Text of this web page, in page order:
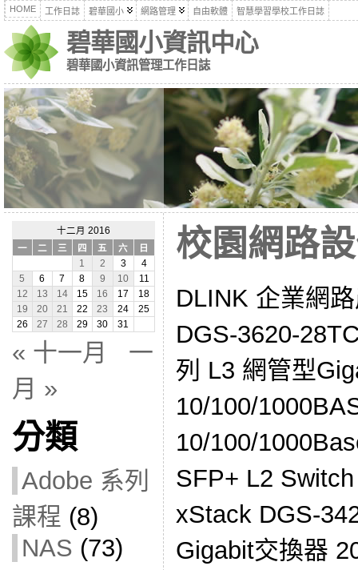
HOME 工作日誌 碧華國小 網路管理 自由軟體 智慧學習學校工作日誌
碧華國小資訊中心
碧華國小資訊管理工作日誌
十二月 2016
一
二 三 四 五 六
日
1
2 3
4
5
6 7 8 9 10
11
12
13 14 15 16 17
18
19
20 21 22 23 24
25
26
27 28 29 30 31
« 十一月
一
月 »
分類
Adobe 系列
課程 (8)
NAS (73)
校園網路
DLINK 企業網
DGS-3620-
列 L3 網管型
10/100/
10/100/
SFP+ L2
xStack DGS-
Gigabit交換器